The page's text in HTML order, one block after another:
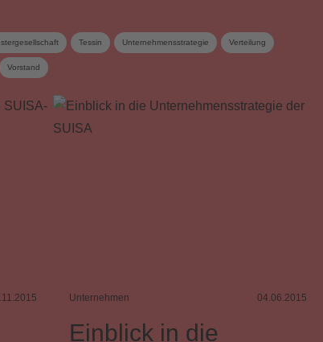
Tessin Unternehmensstrategie Verteilung
Vorstand
Unternehmen 04.06.2015
Einblick in die